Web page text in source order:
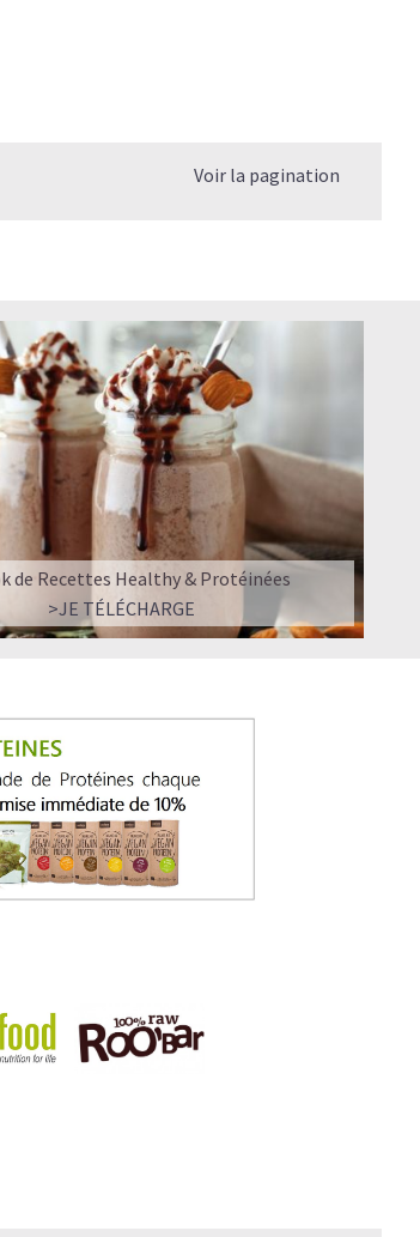
ne jamais peser.
avec goût et équilibre.
Voir la pagination
de Recettes Healthy & Protéinées
>JE TÉLÉCHARGE